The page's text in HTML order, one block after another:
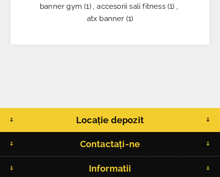
banner gym (1) , accesorii sali fitness (1) ,
atx banner (1)
Locație depozit
Contactați-ne
Informatii